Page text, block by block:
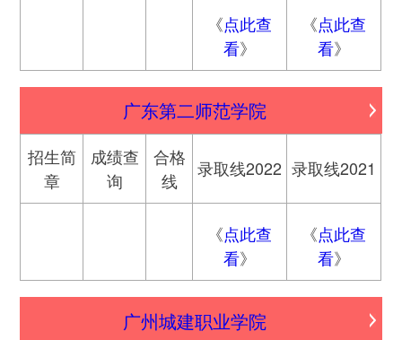
《点此查
看》
《点此查
看》
广东第二师范学院
招生简
章
成绩查
询
合格
线
录取线2022 录取线2021
《点此查
看》
《点此查
看》
广州城建职业学院